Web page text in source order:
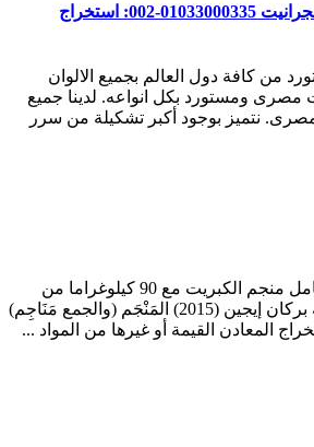
مصنع الكوبرا للرخام والجرانيت 01033000335-002: استخراج
من كافة دول العالم بجميع الالوان
مصرى ومستورد بكل انواعه. لدينا جميع
نتميز بوجود أكبر تشكيلة من سرر
منجم. ميّز عن منجّم. عامل منجم الكبريت مع 90 كيلوغراما من
الكبريت ينقل من أرضية بركان إيجين (2015) المَنْجَم (والجمع مَنَاجِم)
المعادن القيمة أو غيرها من المواد ...